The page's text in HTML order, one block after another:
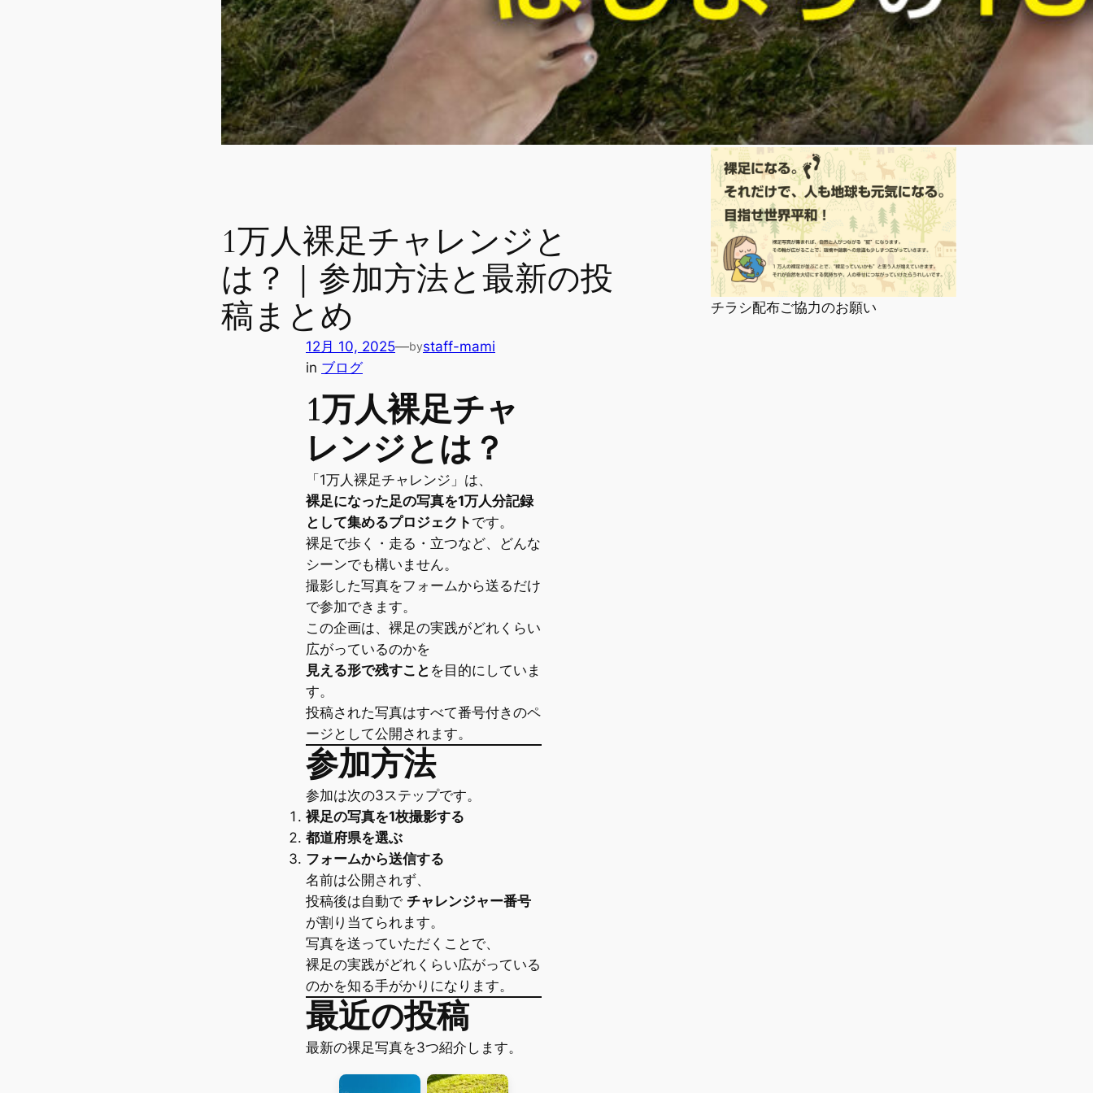
1万人裸足チャレンジと
は？｜参加方法と最新の投
稿まとめ
12月 10, 2025—bystaff-mami
in ブログ
1万人裸足チャ
レンジとは？
「1万人裸足チャレンジ」は、
裸足になった足の写真を1万人分記録
として集めるプロジェクト です。
裸足で歩く・走る・立つなど、どんな
シーンでも構いません。
撮影した写真をフォームから送るだけ
で参加できます。
この企画は、裸足の実践がどれくらい
広がっているのかを
見える形で残すこと を目的にしていま
す。
投稿された写真はすべて番号付きのペ
ージとして公開されます。
参加方法
参加は次の3ステップです。
裸足の写真を1枚撮影する
都道府県を選ぶ
フォームから送信する
名前は公開されず、
投稿後は自動で チャレンジャー番号
が割り当てられます。
写真を送っていただくことで、
裸足の実践がどれくらい広がっている
のかを知る手がかりになります。
最近の投稿
最新の裸足写真を3つ紹介します。
チラシ配布ご協力のお願い